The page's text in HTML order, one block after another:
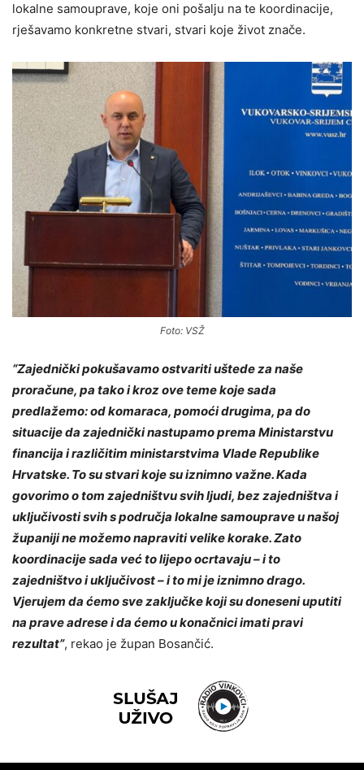
lokalne samouprave, koje oni pošalju na te koordinacije,
rješavamo konkretne stvari, stvari koje život znače.
Foto: VSŽ
“Zajednički pokušavamo ostvariti uštede za naše
proračune, pa tako i kroz ove teme koje sada
predlažemo: od komaraca, pomoći drugima, pa do
situacije da zajednički nastupamo prema Ministarstvu
financija i različitim ministarstvima Vlade Republike
Hrvatske. To su stvari koje su iznimno važne. Kada
govorimo o tom zajedništvu svih ljudi, bez zajedništva i
uključivosti svih s područja lokalne samouprave u našoj
županiji ne možemo napraviti velike korake. Zato
koordinacije sada već to lijepo ocrtavaju – i to
zajedništvo i uključivost – i to mi je iznimno drago.
Vjerujem da ćemo sve zaključke koji su doneseni uputiti
na prave adrese i da ćemo u konačnici imati pravi
rezultat”, rekao je župan Bosančić.